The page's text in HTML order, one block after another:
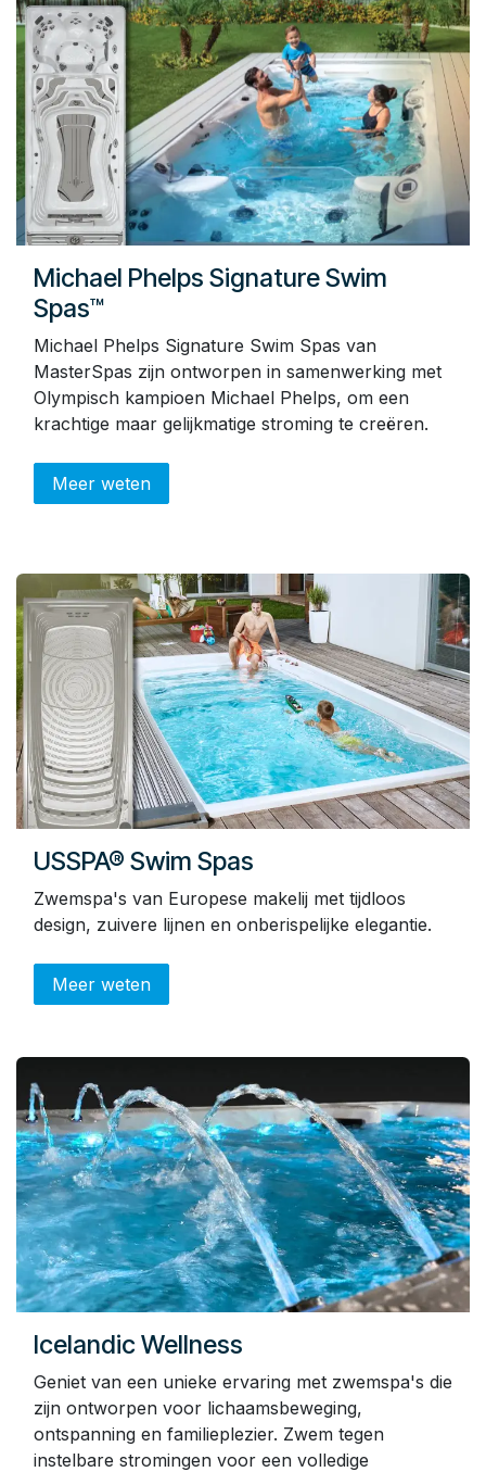
Michael Phelps Signature Swim
Spas™
Michael Phelps Signature Swim Spas van
MasterSpas zijn ontworpen in samenwerking met
Olympisch kampioen Michael Phelps, om een
krachtige maar gelijkmatige stroming te creëren.
Meer weten
USSPA® Swim Spas
Zwemspa's van Europese makelij met tijdloos
design, zuivere lijnen en onberispelijke elegantie.
Meer weten
Icelandic Wellness
Geniet van een unieke ervaring met zwemspa's die
zijn ontworpen voor lichaamsbeweging,
ontspanning en familieplezier. Zwem tegen
instelbare stromingen voor een volledige